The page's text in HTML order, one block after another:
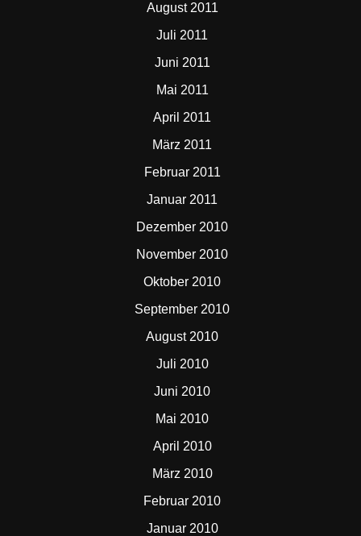
August 2011
Juli 2011
Juni 2011
Mai 2011
April 2011
März 2011
Februar 2011
Januar 2011
Dezember 2010
November 2010
Oktober 2010
September 2010
August 2010
Juli 2010
Juni 2010
Mai 2010
April 2010
März 2010
Februar 2010
Januar 2010